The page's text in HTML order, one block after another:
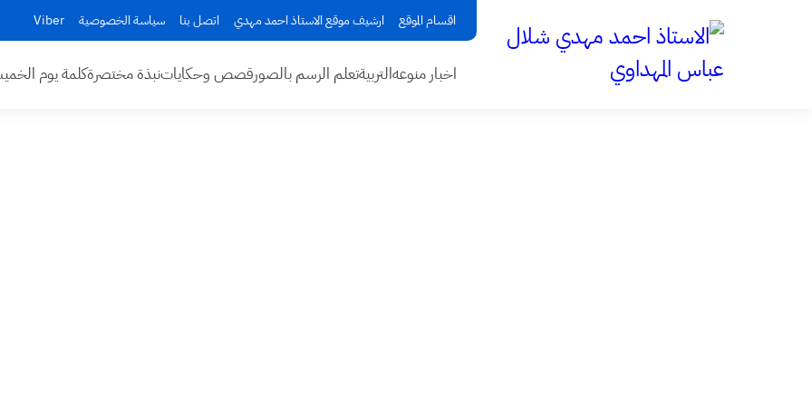
اقسام الموقع ارشيف موقع الاستاذ احمد مهدي اتصل بنا سياسة الخصوصية Viber
اخبار منوعهالتربيةتعلم الرسم بالصورقصص وحكاياتنبذة مختصرةكلمة يوم